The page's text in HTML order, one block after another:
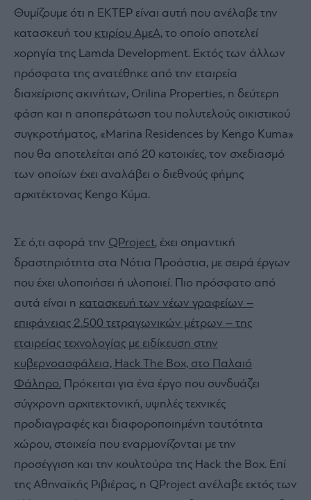
Θυμίζουμε ότι η ΕΚΤΕΡ είναι αυτή που ανέλαβε την
κατασκευή του κτιρίου ΑμεΑ, το οποίο αποτελεί
χορηγία της Lamda Development. Εκτός των άλλων
πρόσφατα της ανατέθηκε από την εταιρεία
διαχείρισης ακινήτων, Orilina Properties, η δεύτερη
φάση και η αποπεράτωση του πολυτελούς οικιστικού
συγκροτήματος, «Marina Residences by Kengo Kuma»
που θα αποτελείται από 20 κατοικίες, τον σχεδιασμό
των οποίων έχει αναλάβει ο διεθνούς φήμης
αρχιτέκτονας Kengo Κύμα.
Σε ό,τι αφορά την QProject, έχει σημαντική
δραστηριότητα στα Νότια Προάστια, με σειρά έργων
που έχει υλοποιήσει ή υλοποιεί. Πιο πρόσφατο από
αυτά είναι η κατασκευή των νέων γραφείων –
επιφάνειας 2.500 τετραγωνικών μέτρων – της
εταιρείας τεχνολογίας με ειδίκευση στην
κυβερνοασφάλεια, Hack The Box, στο Παλαιό
Φάληρο. Πρόκειται για ένα έργο που συνδυάζει
σύγχρονη αρχιτεκτονική, υψηλές τεχνικές
προδιαγραφές και διαφοροποιημένη ταυτότητα
χώρου, στοιχεία που εναρμονίζονται με την
προσέγγιση και την κουλτούρα της Hack the Box. Επί
της Αθηναϊκής Ριβιέρας, η QProject ανέλαβε εκτός των